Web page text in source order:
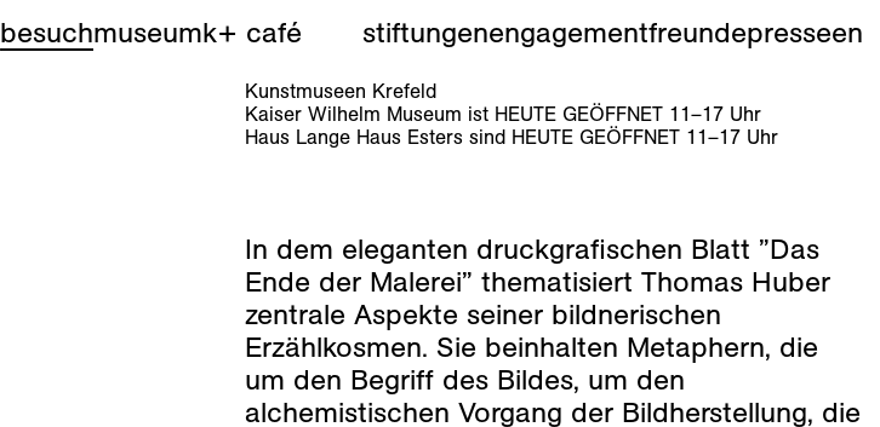
besuchmuseumk+ café stiftungenengagementfreundepresseen
Kunstmuseen Krefeld
Kaiser Wilhelm Museum ist HEUTE GEÖFFNET 11–17Uhr
Haus Lange Haus Esters sind HEUTE GEÖFFNET 11–17Uhr
In dem eleganten druckgrafischen Blatt ”Das
Ende der Malerei” thematisiert Thomas Huber
zentrale Aspekte seiner bildnerischen
Erzählkosmen. Sie beinhalten Metaphern, die
um den Begriff des Bildes, um den
alchemistischen Vorgang der Bildherstellung, die